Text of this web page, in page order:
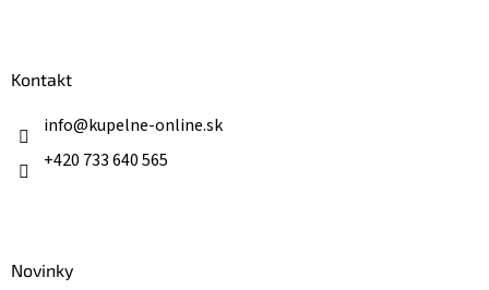
Kontakt
info@kupelne-online.sk
+420 733 640 565
Novinky